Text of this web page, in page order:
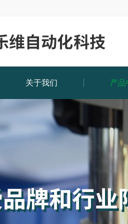
关于我们 产品